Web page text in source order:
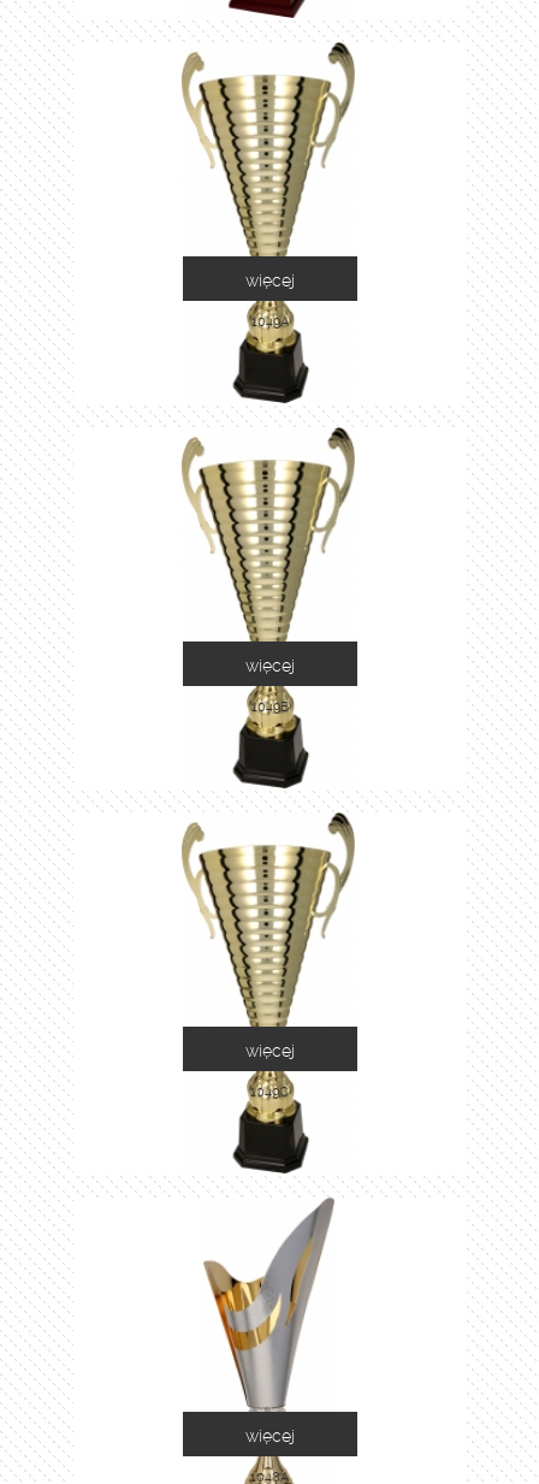
1049A
więcej
1049B
więcej
1049C
więcej
1048A
więcej